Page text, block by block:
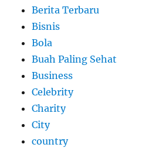
Berita Terbaru
Bisnis
Bola
Buah Paling Sehat
Business
Celebrity
Charity
City
country